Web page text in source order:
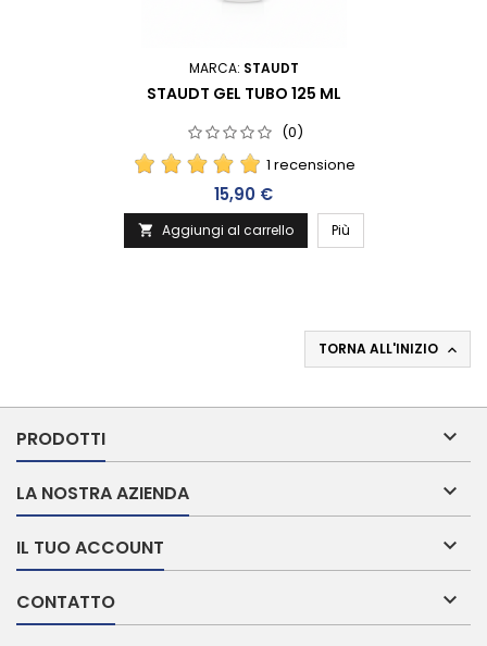
MARCA: STAUDT
STAUDT GEL TUBO 125 ML
(0)
1 recensione
Prezzo
15,90 €
 Aggiungi al carrello Più
TORNA ALL'INIZIO 
PRODOTTI 
LA NOSTRA AZIENDA 
IL TUO ACCOUNT 
CONTATTO 